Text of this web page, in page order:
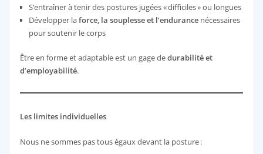
S’entraîner à tenir des postures jugées « difficiles » ou longues
Développer laforce, la souplesse et l’endurancenécessaires
pour soutenir le corps
Être en forme et adaptable est un gage dedurabilité et
d’employabilité.
Les limites individuelles
Nous ne sommes pas tous égaux devant la posture :